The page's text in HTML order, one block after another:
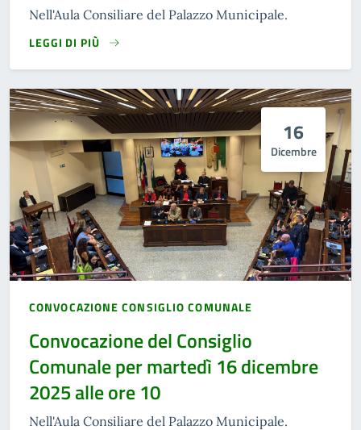
Nell'Aula Consiliare del Palazzo Municipale.
LEGGI DI PIÙ
16
Dicembre
CONVOCAZIONE CONSIGLIO COMUNALE
Convocazione del Consiglio
Comunale per martedì 16 dicembre
2025 alle ore 10
Nell'Aula Consiliare del Palazzo Municipale.